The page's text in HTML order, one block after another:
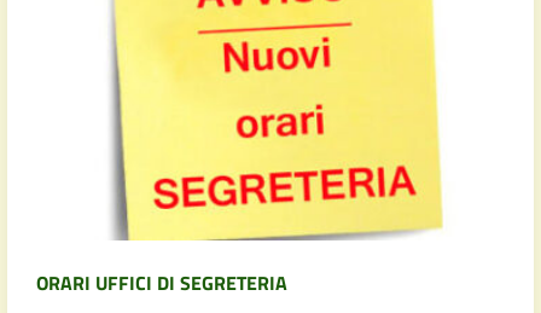
ORARI UFFICI DI SEGRETERIA